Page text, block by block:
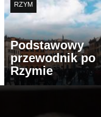
RZYM
Podstawowy
przewodnik po
Rzymie